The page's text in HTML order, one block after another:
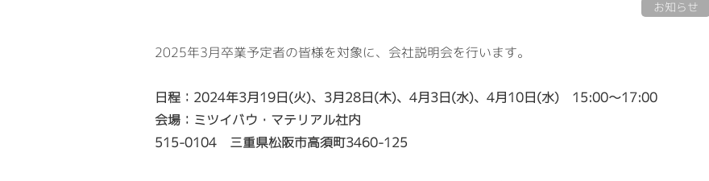
社名の由来
その他事業
お知らせ
2025年3月卒業予定者の皆様を対象に、会社説明会を行います。
日程：2024年3月19日(火)、3月28日(木)、4月3日(水)、4月10日(水) 15:00～17:00
会場：ミツイバウ・マテリアル社内
515-0104 三重県松阪市高須町3460-125